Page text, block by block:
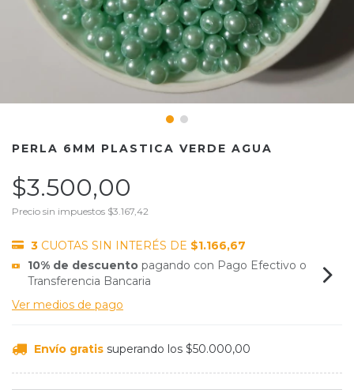
PERLA 6MM PLASTICA VERDE AGUA
$3.500,00
Precio sin impuestos $3.167,42
3 CUOTAS SIN INTERÉS DE $1.166,67
10% de descuento pagando con Pago Efectivo o
Transferencia Bancaria
Ver medios de pago
Envío gratis superando los $50.000,00